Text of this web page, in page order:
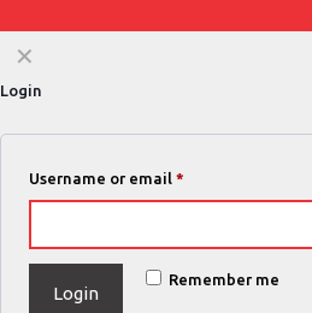
✕
Login
Username or email *
Remember me
Login